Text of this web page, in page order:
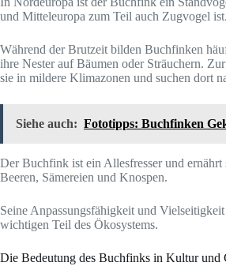
und Mitteleuropa zum Teil auch Zugvogel ist.
Während der Brutzeit bilden Buchfinken
ihre Nester auf Bäumen oder Sträuchern.
sie in mildere Klimazonen und suchen dort
Siehe auch: Fototipps: Buchfinken
Der Buchfink ist ein Allesfresser und ernährt
Beeren, Sämereien und Knospen.
Seine Anpassungsfähigkeit und
wichtigen Teil des Ökosystems.
Die Bedeutung des Buchfinks in Kultur und